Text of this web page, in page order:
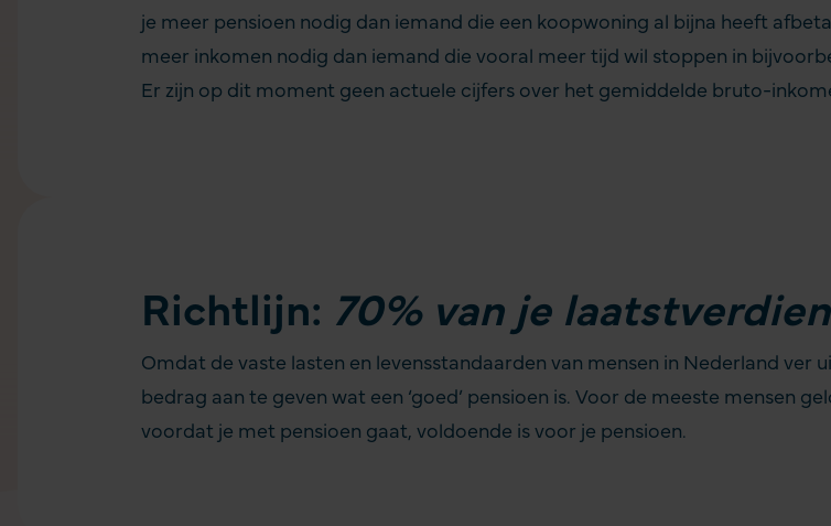
je meer pensioen nodig dan iemand die een koopwoning al bijna heeft
meer inkomen nodig dan iemand die vooral meer tijd wil stoppen in
Er zijn op dit moment geen actuele cijfers over het gemiddelde bruto-
Richtlijn: 70% van je
Omdat de vaste lasten en levensstandaarden van mensen in Nederland ver
bedrag aan te geven wat een ‘goed’ pensioen is. Voor de meeste mensen
voordat je met pensioen gaat, voldoende is voor je pensioen.